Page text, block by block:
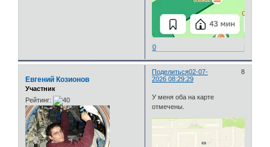
0
Поделиться 8
02-07-
2026 08:29:29
Евгений Козионов
Участник
Рейтинг:
У меня оба на карте
отмечены.